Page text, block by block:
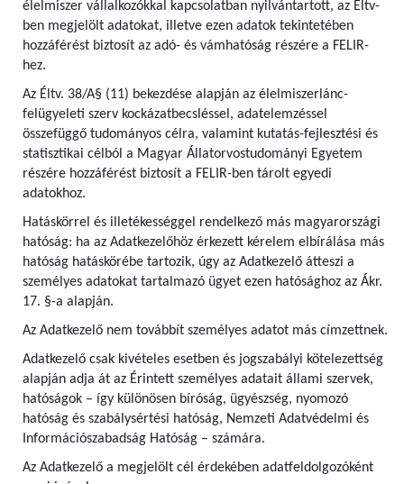
élelmiszer vállalkozókkal kapcsolatban nyilvántartott, az Éltv-
ben megjelölt adatokat, illetve ezen adatok tekintetében
hozzáférést biztosít az adó- és vámhatóság részére a FELIR-
hez.
Az Éltv. 38/A§ (11) bekezdése alapján az élelmiszerlánc-
felügyeleti szerv kockázatbecsléssel, adatelemzéssel
összefüggő tudományos célra, valamint kutatás-fejlesztési és
statisztikai célból a Magyar Állatorvostudományi Egyetem
részére hozzáférést biztosít a FELIR-ben tárolt egyedi
adatokhoz.
Hatáskörrel és illetékességgel rendelkező más magyarországi
hatóság: ha az Adatkezelőhöz érkezett kérelem elbírálása más
hatóság hatáskörébe tartozik, úgy az Adatkezelő átteszi a
személyes adatokat tartalmazó ügyet ezen hatósághoz az Ákr.
17. §-a alapján.
Az Adatkezelő nem továbbít személyes adatot más címzettnek.
Adatkezelő csak kivételes esetben és jogszabályi kötelezettség
alapján adja át az Érintett személyes adatait állami szervek,
hatóságok – így különösen bíróság, ügyészség, nyomozó
hatóság és szabálysértési hatóság, Nemzeti Adatvédelmi és
Információszabadság Hatóság – számára.
Az Adatkezelő a megjelölt cél érdekében adatfeldolgozóként